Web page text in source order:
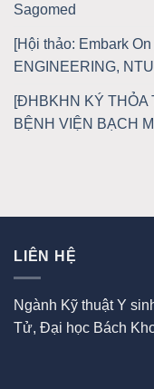
Sagomed
[Hội thảo: Embark
ENGINEERING,
[ĐHBKHN KÝ THỎA
BỆNH VIỆN BẠCH
LIÊN HỆ
Ngành Kỹ thuật Y
Tử, Đại học Bách